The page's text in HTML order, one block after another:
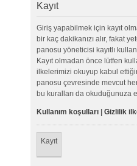
Kayıt
Giriş yapabilmek için kayıt
bir kaç dakikanızı alır, fakat
panosu yöneticisi kayıtlı
Kayıt olmadan önce lütfen
ilkelerimizi okuyup kabul
panosu çevresinde mevcut
bu kuralları da okuduğunuza
Kullanım koşulları| Gizlilik
Kayıt